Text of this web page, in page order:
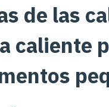
de las
caliente